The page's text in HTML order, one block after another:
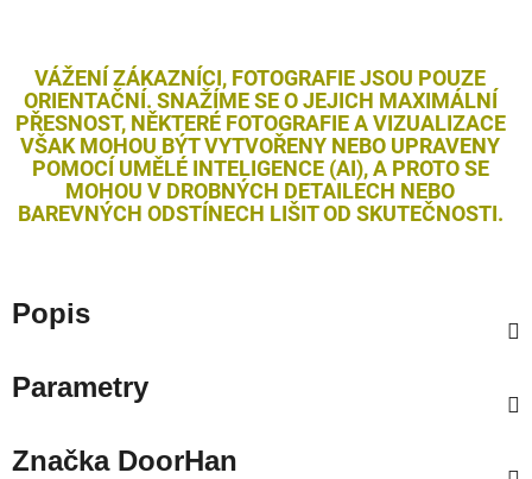
VÁŽENÍ ZÁKAZNÍCI, FOTOGRAFIE JSOU POUZE
ORIENTAČNÍ. SNAŽÍME SE O JEJICH MAXIMÁLNÍ
PŘESNOST, NĚKTERÉ FOTOGRAFIE A VIZUALIZACE
VŠAK MOHOU BÝT VYTVOŘENY NEBO UPRAVENY
POMOCÍ UMĚLÉ INTELIGENCE (AI), A PROTO SE
MOHOU V DROBNÝCH DETAILECH NEBO
BAREVNÝCH ODSTÍNECH LIŠIT OD SKUTEČNOSTI.
Popis
Parametry
ZnačkaDoorHan